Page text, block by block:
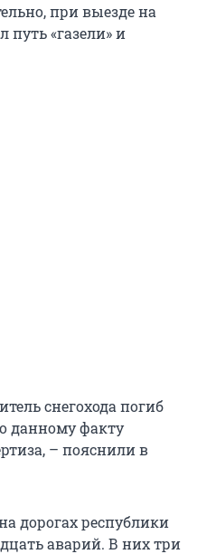
при выезде на
путь «газели» и
снегохода погиб
данному факту
– пояснили в
дорогах республики
аварий. В них три